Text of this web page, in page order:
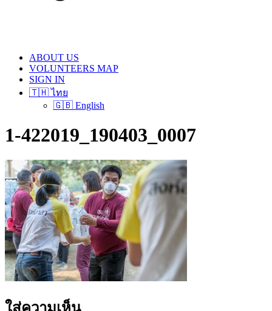
ABOUT US
VOLUNTEERS MAP
SIGN IN
🇹🇭 ไทย
🇬🇧 English
1-422019_190403_0007
ใส่ความเห็น